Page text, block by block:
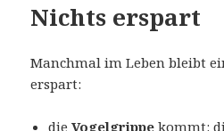
Nichts erspart
Manchmal im Leben bleibt
erspart:
dieVogelgrippe kommt: